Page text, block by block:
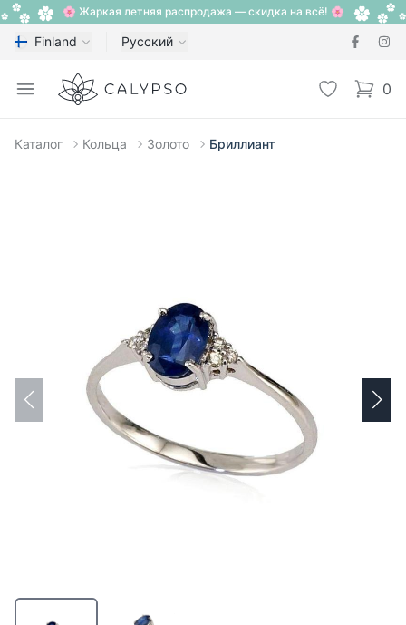
🌸 Жаркая летняя распродажа — скидка на всё! 🌸
Finland Русский
Open menu
Calypso Избранное
0
items
Каталог Кольца Золото Бриллиант